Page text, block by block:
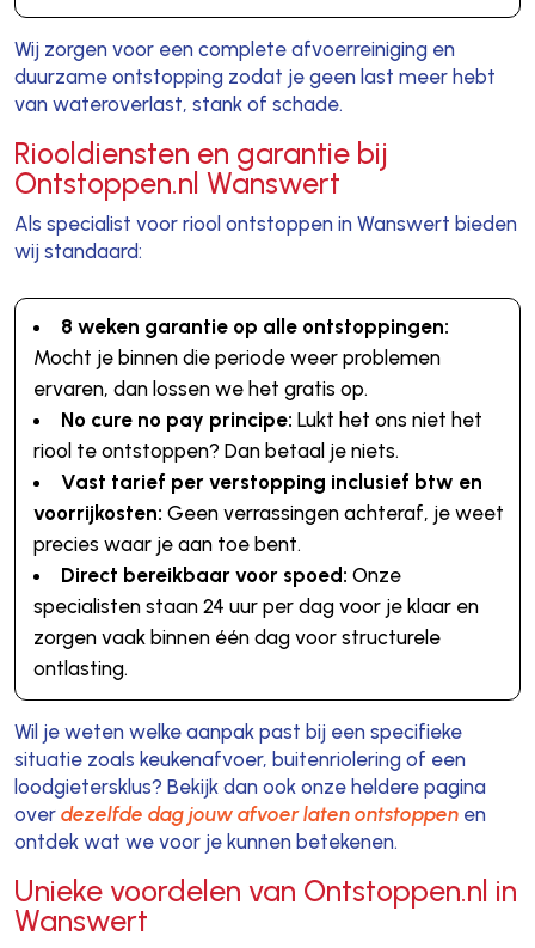
Wij zorgen voor een complete afvoerreiniging en
duurzame ontstopping zodat je geen last meer hebt
van wateroverlast, stank of schade.
Riooldiensten en garantie bij
Ontstoppen.nl Wanswert
Als specialist voor riool ontstoppen in Wanswert bieden
wij standaard:
8 weken garantie op alle ontstoppingen:
Mocht je binnen die periode weer problemen
ervaren, dan lossen we het gratis op.
No cure no pay principe: Lukt het ons niet het
riool te ontstoppen? Dan betaal je niets.
Vast tarief per verstopping inclusief btw en
voorrijkosten: Geen verrassingen achteraf, je weet
precies waar je aan toe bent.
Direct bereikbaar voor spoed: Onze
specialisten staan 24 uur per dag voor je klaar en
zorgen vaak binnen één dag voor structurele
ontlasting.
Wil je weten welke aanpak past bij een specifieke
situatie zoals keukenafvoer, buitenriolering of een
loodgietersklus? Bekijk dan ook onze heldere pagina
over dezelfde dag jouw afvoer laten ontstoppenen
ontdek wat we voor je kunnen betekenen.
Unieke voordelen van Ontstoppen.nl in
Wanswert